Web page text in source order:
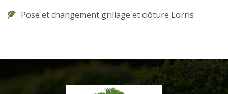
Pose et changement grillage et clôture Lorris